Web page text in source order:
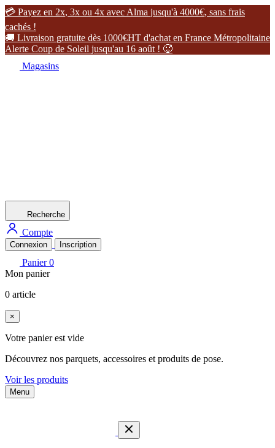
 Payez en 2x, 3x ou 4x avec Alma jusqu'à 4000€, sans frais
cachés !
 Livraison gratuite dès 1000€HT d'achat en France Métropolitaine
Alerte Coup de Soleil jusqu'au 16 août ! 
Magasins
Recherche
Compte
Connexion Inscription
Panier 0
Mon panier
0 article
×
Votre panier est vide
Découvrez nos parquets, accessoires et produits de pose.
Voir les produits
Menu